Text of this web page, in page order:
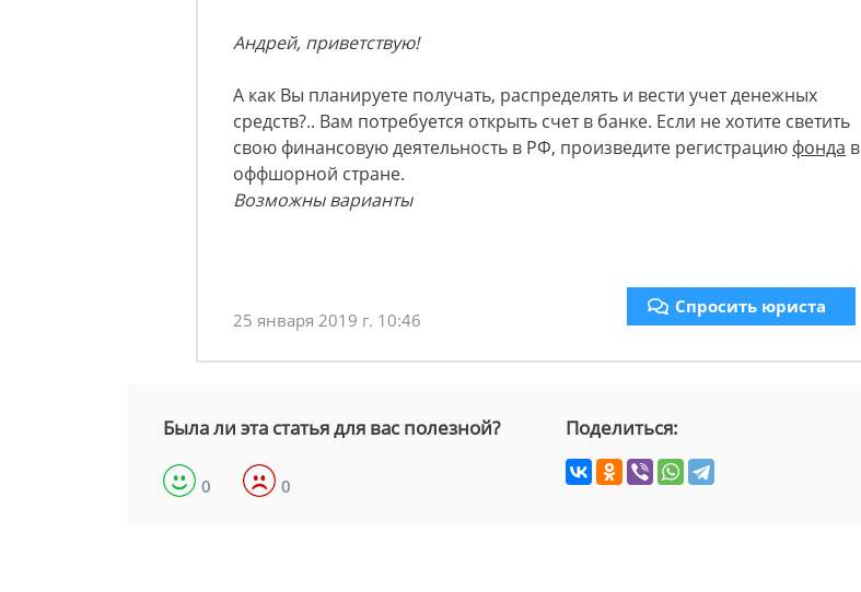
Андрей, приветствую!
А как Вы планируете получать, распределять и вести учет денежных
средств?.. Вам потребуется открыть счет в банке. Если не хотите светить
свою финансовую деятельность в РФ, произведите регистрацию фонда в
оффшорной стране.
Возможны варианты
25 января 2019 г. 10:46
Спросить юриста
Была ли эта статья для вас полезной?
0 0
Поделиться: